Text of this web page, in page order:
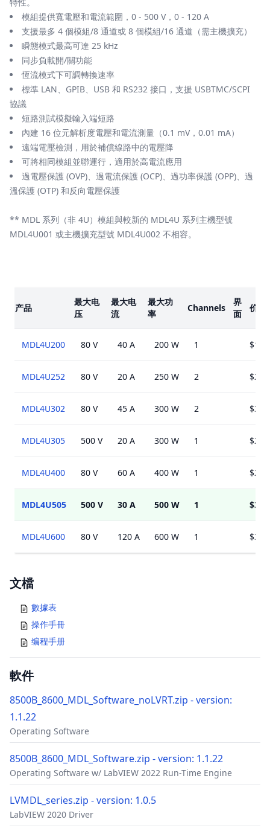
特性。
模組提供寬電壓和電流範圍，0 - 500 V，0 - 120 A
支援最多 4 個模組/8 通道或 8 個模組/16 通道（需主機擴充）
瞬態模式最高可達 25 kHz
同步負載開/關功能
恆流模式下可調轉換速率
標準 LAN、GPIB、USB 和 RS232 接口，支援 USBTMC/SCPI
協議
短路測試模擬輸入端短路
內建 16 位元解析度電壓和電流測量（0.1 mV，0.01 mA）
遠端電壓檢測，用於補償線路中的電壓降
可將相同模組並聯運行，適用於高電流應用
過電壓保護 (OVP)、過電流保護 (OCP)、過功率保護 (OPP)、過
溫保護 (OTP) 和反向電壓保護
** MDL 系列（非 4U）模組與較新的 MDL4U 系列主機型號
MDL4U001 或主機擴充型號 MDL4U002 不相容。
产品
最大电
压
最大电
流
最大功
率
Channels
界
面
价格
MDL4U200 80 V 40 A 200 W 1
MDL4U252 80 V 20 A 250 W 2
MDL4U302 80 V 45 A 300 W 2
MDL4U305 500 V 20 A 300 W 1
MDL4U400 80 V 60 A 400 W 1
MDL4U505 500 V 30 A 500 W 1
MDL4U600 80 V 120 A 600 W 1
Documents
文檔
數據表
操作手冊
编程手册
軟件
8500B_8600_MDL_Software_noLVRT.zip - version:
1.1.22
Operating Software
8500B_8600_MDL_Software.zip - version: 1.1.22
Operating Software w/ LabVIEW 2022 Run-Time Engine
LVMDL_series.zip - version: 1.0.5
LabVIEW 2020 Driver